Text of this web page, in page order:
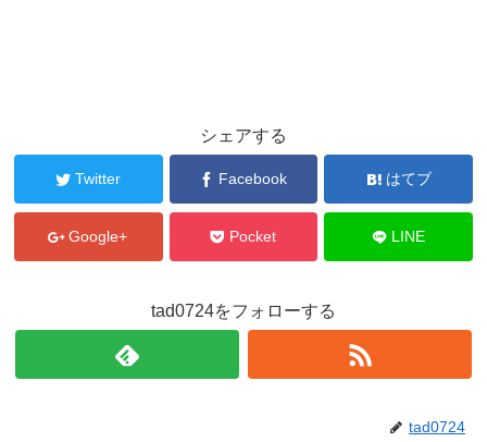
シェアする
Twitter Facebook はてブ
Google+ Pocket LINE
tad0724をフォローする
tad0724